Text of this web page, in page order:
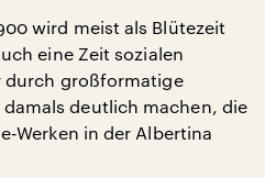
wird meist als Blütezeit
eine Zeit sozialen
durch großformatige
deutlich machen, die
Werken in der Albertina